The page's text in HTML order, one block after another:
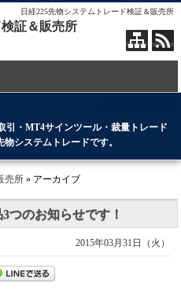
日経225先物システムトレード検証＆販売所
証＆販売所
引・MT4サインツール・裁量トレード
システムトレードです。
売所 » アーカイブ
つのお知らせです！
2015年03月31日（火）